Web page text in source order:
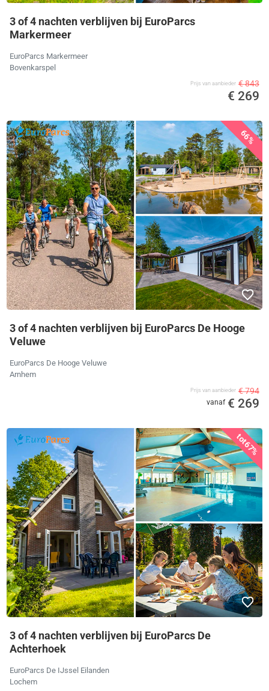
3 of 4 nachten verblijven bij EuroParcs
Markermeer
EuroParcs Markermeer
Bovenkarspel
Prijs van aanbieder € 843
€ 269
66%
3 of 4 nachten verblijven bij EuroParcs De Hooge
Veluwe
EuroParcs De Hooge Veluwe
Arnhem
Prijs van aanbieder € 794
vanaf € 269
tot
67%
3 of 4 nachten verblijven bij EuroParcs De
Achterhoek
EuroParcs De IJssel Eilanden
Lochem